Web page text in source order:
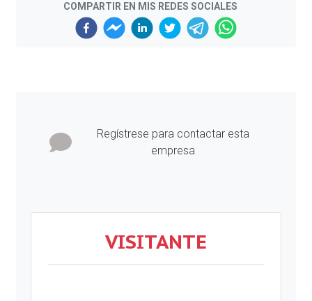
COMPARTIR EN MIS REDES SOCIALES
Regístrese para contactar esta
empresa
VISITANTE